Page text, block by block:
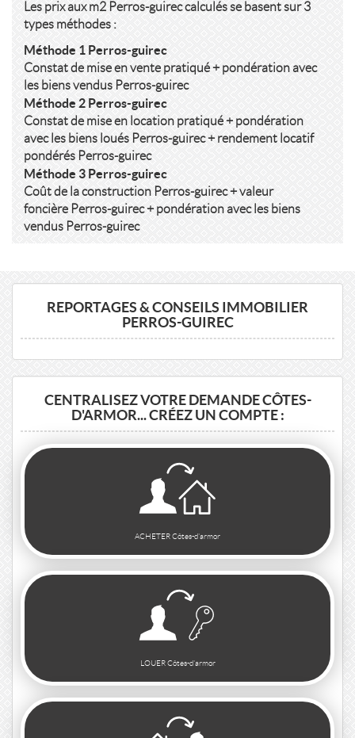
Les prix aux m2 Perros-guirec calculés se basent sur 3
types méthodes :
Méthode 1 Perros-guirec
Constat de mise en vente pratiqué + pondération avec
les biens vendus Perros-guirec
Méthode 2 Perros-guirec
Constat de mise en location pratiqué + pondération
avec les biens loués Perros-guirec + rendement locatif
pondérés Perros-guirec
Méthode 3 Perros-guirec
Coût de la construction Perros-guirec + valeur
foncière Perros-guirec + pondération avec les biens
vendus Perros-guirec
REPORTAGES & CONSEILS IMMOBILIER
PERROS-GUIREC
CENTRALISEZ VOTRE DEMANDE CÔTES-
D'ARMOR... CRÉEZ UN COMPTE :
ACHETER Côtes-d'armor
LOUER Côtes-d'armor